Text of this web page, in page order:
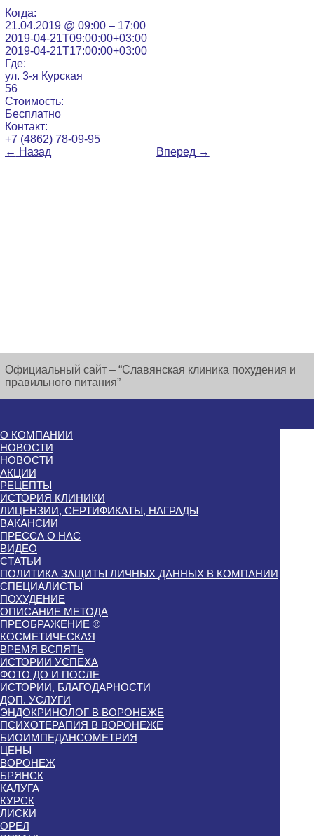
Когда:
21.04.2019 @ 09:00 – 17:00
2019-04-21T09:00:00+03:00
2019-04-21T17:00:00+03:00
Где:
ул. 3-я Курская
56
Стоимость:
Бесплатно
Контакт:
+7 (4862) 78-09-95
← Назад Вперед →
Официальный сайт – “Славянская клиника похудения и
правильного питания”
О КОМПАНИИ
НОВОСТИ
НОВОСТИ
АКЦИИ
РЕЦЕПТЫ
ИСТОРИЯ КЛИНИКИ
ЛИЦЕНЗИИ, СЕРТИФИКАТЫ, НАГРАДЫ
ВАКАНСИИ
ПРЕССА О НАС
ВИДЕО
СТАТЬИ
ПОЛИТИКА ЗАЩИТЫ ЛИЧНЫХ ДАННЫХ В КОМПАНИИ
СПЕЦИАЛИСТЫ
ПОХУДЕНИЕ
ОПИСАНИЕ МЕТОДА
ПРЕОБРАЖЕНИЕ ®
КОСМЕТИЧЕСКАЯ
ВРЕМЯ ВСПЯТЬ
ИСТОРИИ УСПЕХА
ФОТО ДО И ПОСЛЕ
ИСТОРИИ, БЛАГОДАРНОСТИ
ДОП. УСЛУГИ
ЭНДОКРИНОЛОГ В ВОРОНЕЖЕ
ПСИХОТЕРАПИЯ В ВОРОНЕЖЕ
БИОИМПЕДАНСОМЕТРИЯ
ЦЕНЫ
ВОРОНЕЖ
БРЯНСК
КАЛУГА
КУРСК
ЛИСКИ
ОРЁЛ